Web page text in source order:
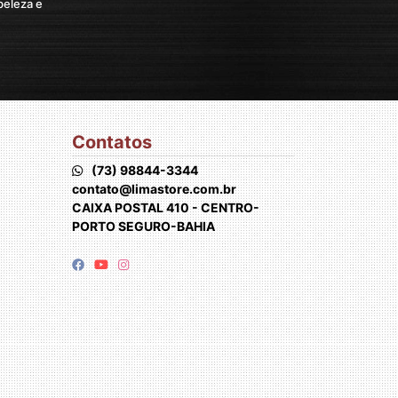
Contatos
(73) 98844-3344
contato@limastore.com.br
CAIXA POSTAL 410 - CENTRO-
PORTO SEGURO-BAHIA